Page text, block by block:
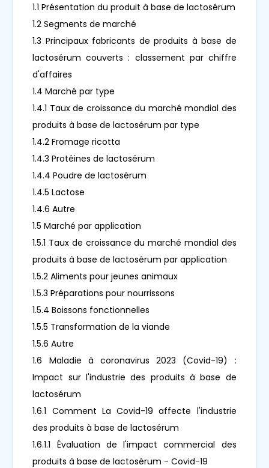
1.1 Présentation du produit à base de lactosérum
1.2 Segments de marché
1.3 Principaux fabricants de produits à base de
lactosérum couverts : classement par chiffre
d'affaires
1.4 Marché par type
1.4.1 Taux de croissance du marché mondial des
produits à base de lactosérum par type
1.4.2 Fromage ricotta
1.4.3 Protéines de lactosérum
1.4.4 Poudre de lactosérum
1.4.5 Lactose
1.4.6 Autre
1.5 Marché par application
1.5.1 Taux de croissance du marché mondial des
produits à base de lactosérum par application
1.5.2 Aliments pour jeunes animaux
1.5.3 Préparations pour nourrissons
1.5.4 Boissons fonctionnelles
1.5.5 Transformation de la viande
1.5.6 Autre
1.6 Maladie à coronavirus 2023 (Covid-19) :
Impact sur l'industrie des produits à base de
lactosérum
1.6.1 Comment La Covid-19 affecte l'industrie
des produits à base de lactosérum
1.6.1.1 Évaluation de l'impact commercial des
produits à base de lactosérum - Covid-19